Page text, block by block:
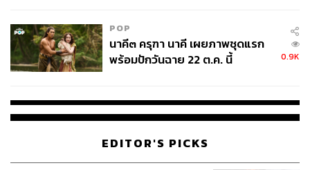
POP
นาคี๓ ครุฑา นาคี เผยภาพชุดแรก
พร้อมปักวันฉาย 22 ต.ค. นี้
0.9K
EDITOR'S PICKS